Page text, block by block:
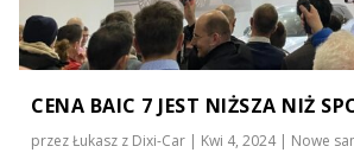
CENA BAIC 7 JEST NIŻSZA NIŻ
przezŁukasz z Dixi-Car | Kwi 4, 2024| Nowe